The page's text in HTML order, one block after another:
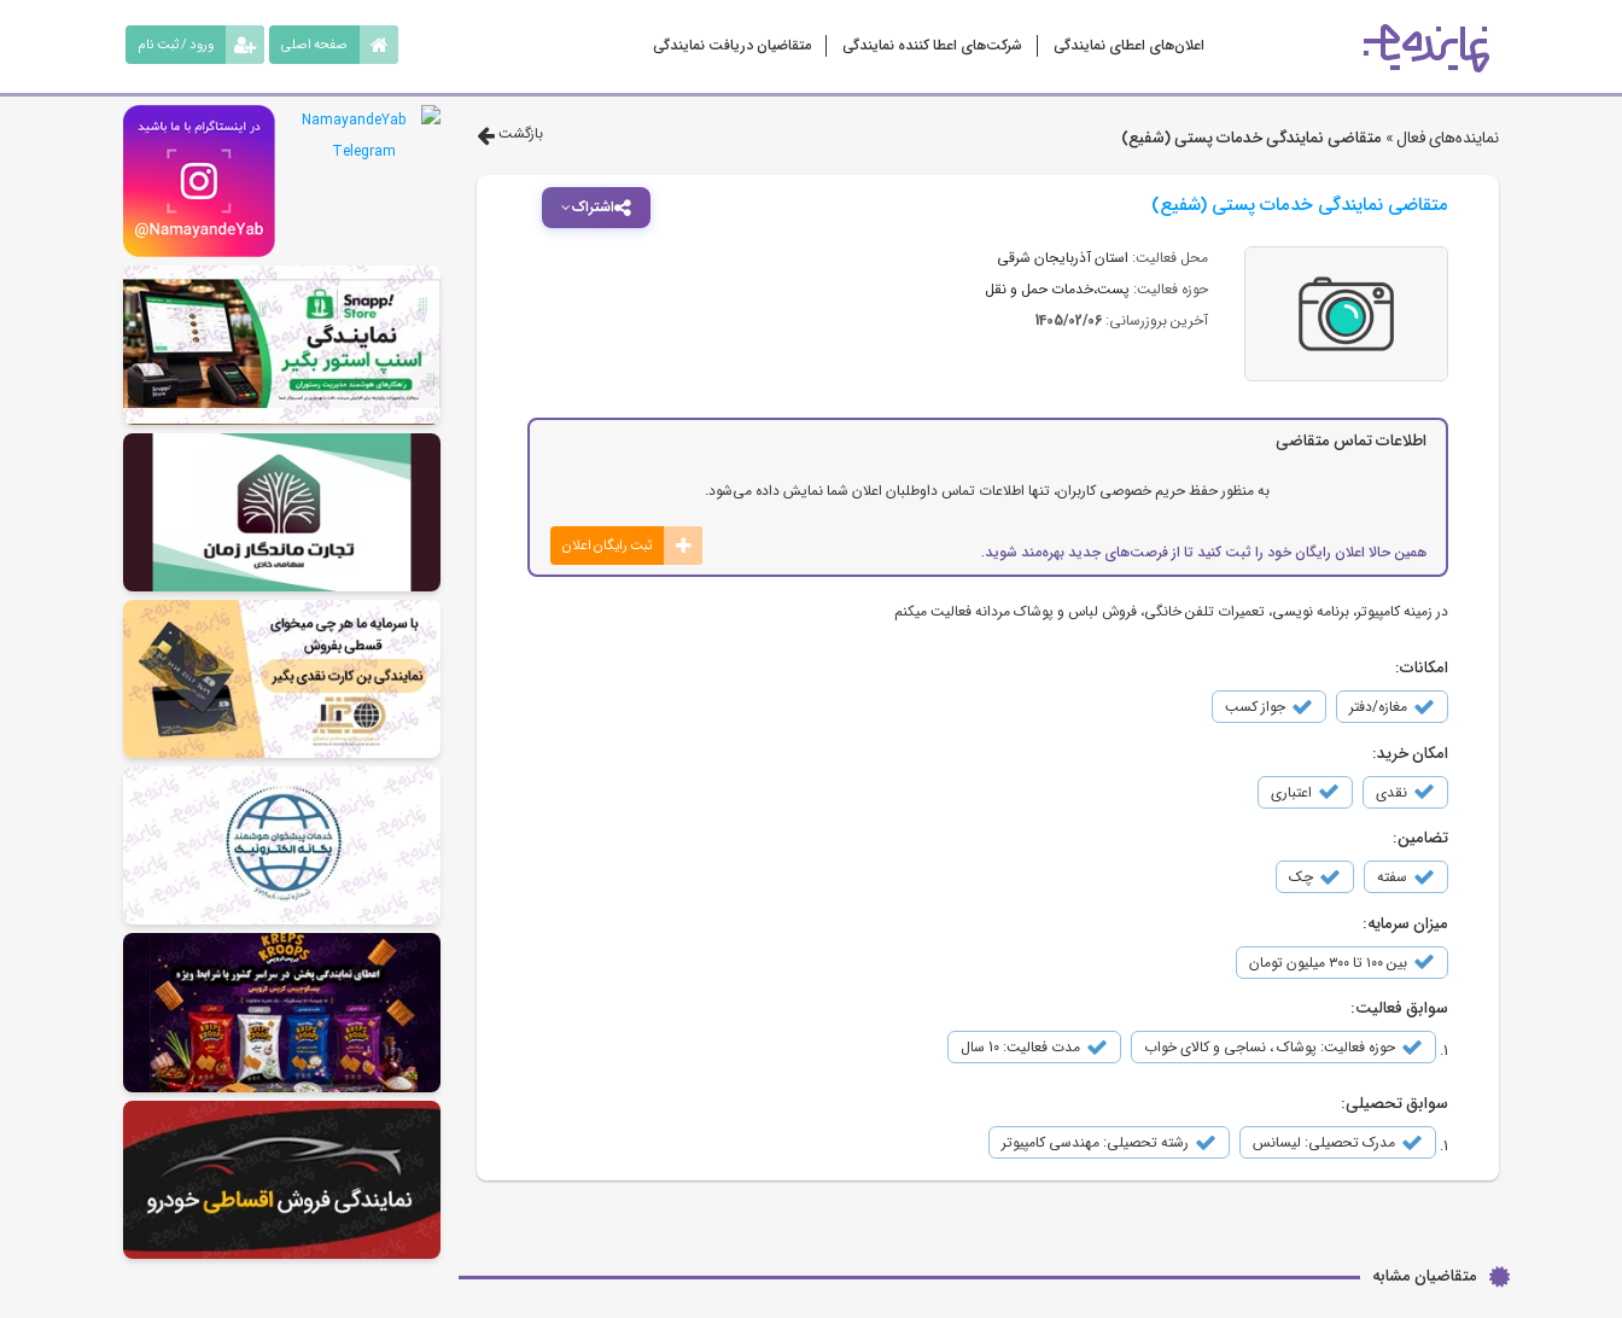
اعلان‌های اعطای نمایندگی شرکت‌‌های اعطا کننده نمایندگی متقاضیان دریافت نمایندگی ورود / ثبت نام صفحه اصلی
نماینده‌های فعال » متقاضی نمایندگی خدمات پستی (شفیع) بازگشت
اشتراک متقاضی نمایندگی خدمات پستی (شفیع)
محل فعالیت: استان آذربایجان شرقی
حوزه فعالیت: پست،خدمات حمل و نقل
آخرین بروزرسانی: 1405/02/06
اطلاعات تماس متقاضی
به منظور حفظ حریم خصوصی کاربران، تنها اطلاعات تماس داوطلبان اعلان شما نمایش داده می‌شود.
همین حالا اعلان رایگان خود را ثبت کنید تا از فرصت‌های جدید بهره‌مند شوید. ثبت رایگان اعلان
در زمینه کامپیوتر، برنامه نویسی، تعمیرات تلفن خانگی، فروش لباس و پوشاک مردانه فعالیت میکنم
امکانات:
مغازه/دفتر جواز کسب
امکان خرید:
نقدی اعتباری
تضامین:
سفته چک
میزان سرمایه:
بین ۱۰۰ تا ۳۰۰ میلیون تومان
سوابق فعالیت:
حوزه فعالیت: پوشاک ، نساجی و کالای خواب مدت فعالیت: 10 سال
سوابق تحصیلی:
مدرک تحصیلی: لیسانس رشته تحصیلی: مهندسی کامپیوتر
متقاضیان مشابه